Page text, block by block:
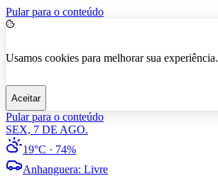
Pular para o conteúdo
Usamos cookies para melhorar sua experiência.
Aceitar
Pular para o conteúdo
SEX, 7 DE AGO.
19°C · 74%
Anhanguera: Livre